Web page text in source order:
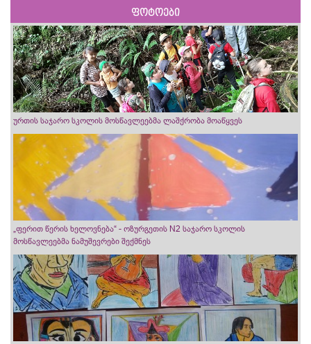
ფოტოები
ურთის საჯარო სკოლის მოსწავლეებმა ლაშქრობა მოაწყვეს
„ფერით წერის ხელოვნება“ - ოზურგეთის N2 საჯარო სკოლის
მოსწავლეებმა ნამუშევრები შექმნეს